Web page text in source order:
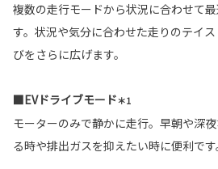
複数の走行モードから状況に合わせて
す。状況や気分に合わせた走りのテイ
びをさらに広げます。
■EVドライブモード＊1
モーターのみで静かに走行。早朝や深
る時や排出ガスを抑えたい時に便利です